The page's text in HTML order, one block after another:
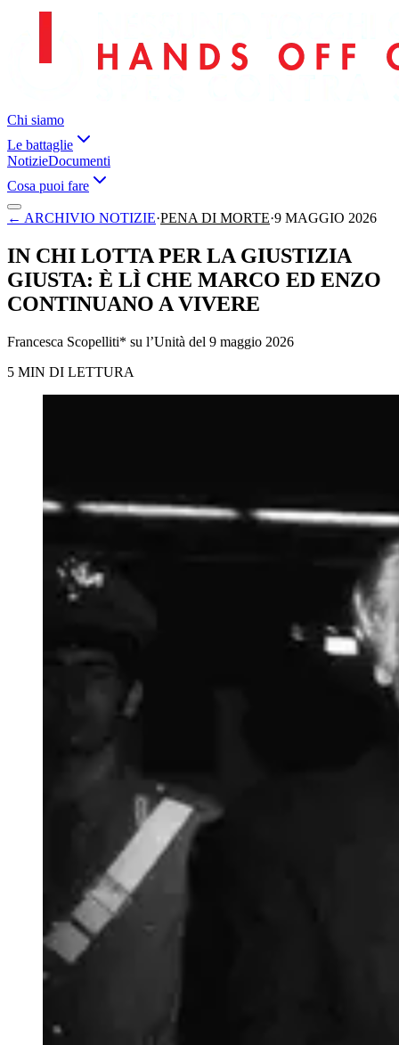
Chi siamo
Le battaglie
NotizieDocumenti
Cosa puoi fare
← ARCHIVIO NOTIZIE·PENA DI MORTE·9 MAGGIO 2026
IN CHI LOTTA PER LA GIUSTIZIA
GIUSTA: È LÌ CHE MARCO ED ENZO
CONTINUANO A VIVERE
Francesca Scopelliti* su l’Unità del 9 maggio 2026
5 MIN DI LETTURA